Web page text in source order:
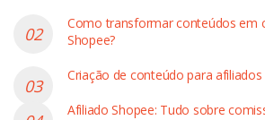
Como transformar conteúdos em
Shopee?
Criação de conteúdo para
Afiliado Shopee: Tudo sobre